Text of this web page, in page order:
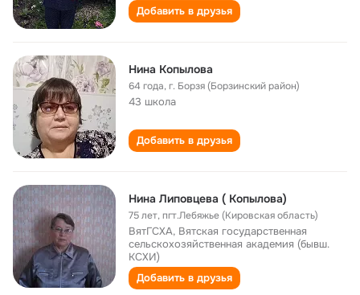
Добавить в друзья
Нина Копылова
64 года,г. Борзя (Борзинский район)
43 школа
Добавить в друзья
Нина Липовцева ( Копылова)
75 лет,пгт.Лебяжье (Кировская область)
ВятГСХА, Вятская государственная
сельскохозяйственная академия (бывш.
КСХИ)
Добавить в друзья